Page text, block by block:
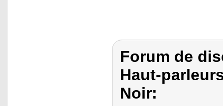
Forum de
Haut-
Noir: